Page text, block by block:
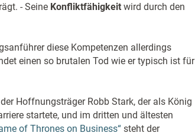
- Seine Konfliktfähigkeit wird durch den
diese Kompetenzen allerdings
einen so brutalen Tod wie er typisch ist für
Hoffnungsträger Robb Stark, der als König
startete, und im dritten und ältesten
of Thrones on Business“ steht der